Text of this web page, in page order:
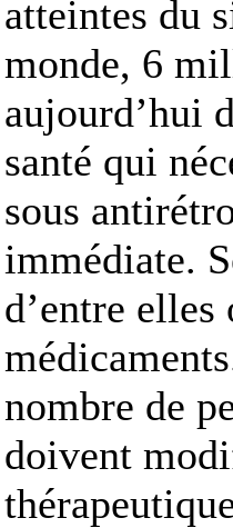
atteintes du
monde, 6
aujourd’hui
santé qui
sous
immédiate.
d’entre elles
nombre de
doivent